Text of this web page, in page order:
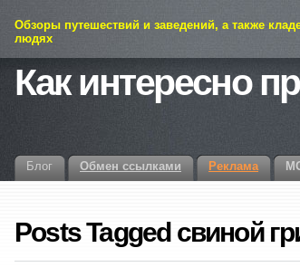
Обзоры путешествий и заведений, а также
людях
Как интересно
Блог Обмен ссылками Реклама
Posts Tagged свиной